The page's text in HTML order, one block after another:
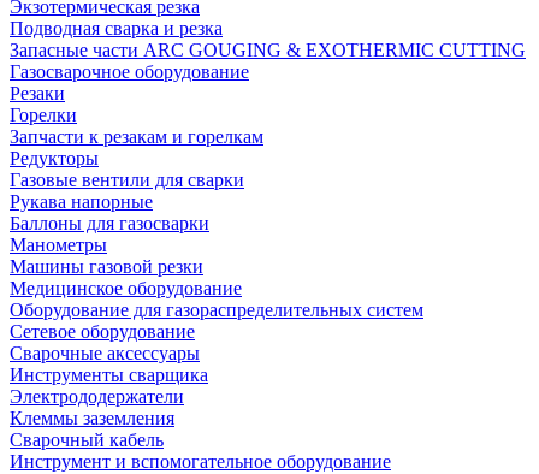
Экзотермическая резка
Подводная сварка и резка
Запасные части ARC GOUGING & EXOTHERMIC CUTTING
Газосварочное оборудование
Резаки
Горелки
Запчасти к резакам и горелкам
Редукторы
Газовые вентили для сварки
Рукава напорные
Баллоны для газосварки
Манометры
Машины газовой резки
Медицинское оборудование
Оборудование для газораспределительных систем
Сетевое оборудование
Сварочные аксессуары
Инструменты сварщика
Электрододержатели
Клеммы заземления
Сварочный кабель
Инструмент и вспомогательное оборудование